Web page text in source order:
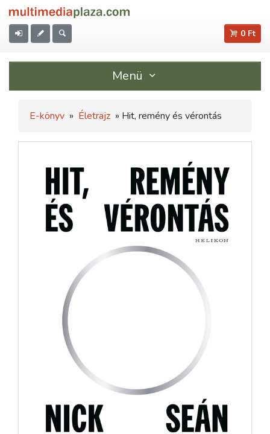
0 Ft
Menü
E-könyv » Életrajz » Hit, remény és vérontás